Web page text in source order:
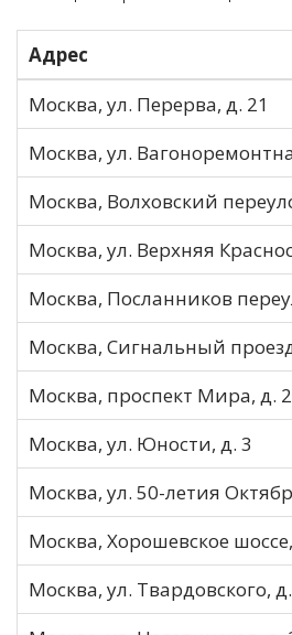
Адрес
Москва, ул. Перерва, д. 21
Москва, ул.
Москва, Волховский
Москва, ул. Верхняя
Москва, Посланников
Москва, Сигнальный
Москва, проспект Мира, д.
Москва, ул. Юности, д. 3
Москва, ул. 50-летия
Москва, Хорошевское
Москва, ул. Твардовского,